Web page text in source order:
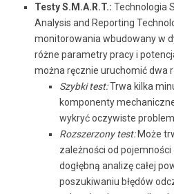
Testy S.M.A.R.T.: Technologia
Analysis and Reporting
monitorowania wbudowany w
różne parametry pracy i
można ręcznie uruchomić dwa
Szybki test:Trwa kilka
komponenty
wykryć oczywiste
Rozszerzony test:Może
zależności od
dogłębną analizę całej
poszukiwaniu błędów